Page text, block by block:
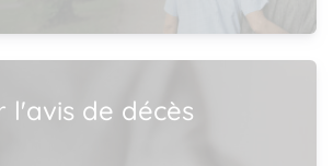
l'avis de décès